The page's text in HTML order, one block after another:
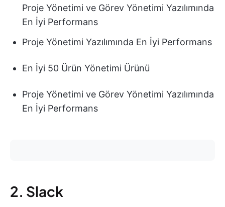
Proje Yönetimi ve Görev Yönetimi Yazılımında
En İyi Performans
Proje Yönetimi Yazılımında En İyi Performans
En İyi 50 Ürün Yönetimi Ürünü
Proje Yönetimi ve Görev Yönetimi Yazılımında
En İyi Performans
2. Slack